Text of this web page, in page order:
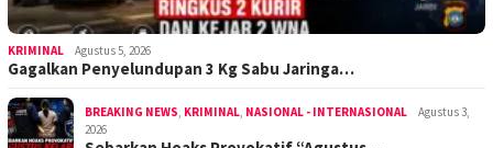
KRIMINAL Agustus 5, 2026
Gagalkan Penyelundupan 3 Kg Sabu Jaringa…
BREAKING NEWS, KRIMINAL, NASIONAL - INTERNASIONAL
Agustus 3,
2026